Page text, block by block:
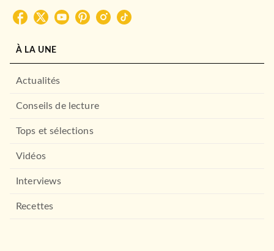
À LA UNE
Actualités
Conseils de lecture
Tops et sélections
Vidéos
Interviews
Recettes